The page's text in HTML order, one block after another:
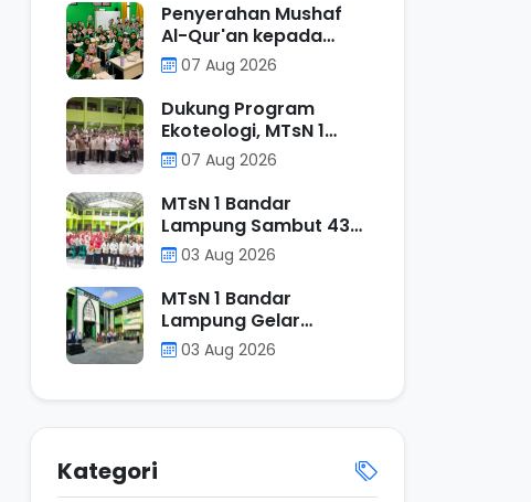
Penyerahan Mushaf
Al-Qur'an kepada
Peserta Didik Kelas VII
Program Unggulan
MTs N 1 Bandar
Lampung sebagai
Wujud Ecotheological
Application dalam
Kurikulum Berbasis
Cinta
07 Aug 2026
Dukung Program
Ekoteologi, MTsN 1
Bandar Lampung
Bagikan Tumbler
kepada Murid Kelas VII
Reguler
07 Aug 2026
MTsN 1 Bandar
Lampung Sambut 43
Mahasiswa PPL UIN
Raden Intan Lampung,
Perkuat Sinergi
Mencetak Calon
Pendidik Profesional
03 Aug 2026
MTsN 1 Bandar
Lampung Gelar
Upacara Bendera,
Tanamkan Nilai Positif
03 Aug 2026
Kategori